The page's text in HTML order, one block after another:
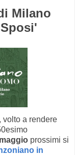
Milano
volto a rendere
prossimi si
in